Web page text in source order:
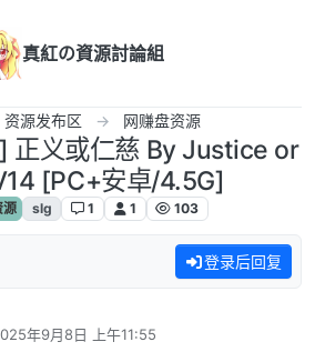
真紅の資源討論組
资源发布区 网赚盘资源
正义或仁慈 By Justice or
[PC+安卓/4.5G]
slg 1 1 103
登录后回复
年9月8日 上午11:55
编辑